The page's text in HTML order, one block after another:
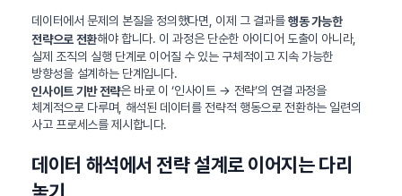
데이터에서 문제의 본질을 정의했다면, 이제 그 결과를행동 가능한
전략으로 전환해야 합니다. 이 과정은 단순한 아이디어 도출이 아니라,
실제 조직의 실행 단계로 이어질 수 있는 구체적이고 지속 가능한
방향성을 설계하는 단계입니다.
인사이트 기반 전략은 바로 이 ‘인사이트 → 전략’의 연결 과정을
체계적으로 다루며, 해석된 데이터를 전략적 행동으로 전환하는 일련의
사고 프로세스를 제시합니다.
데이터 해석에서 전략 설계로 이어지는 다리